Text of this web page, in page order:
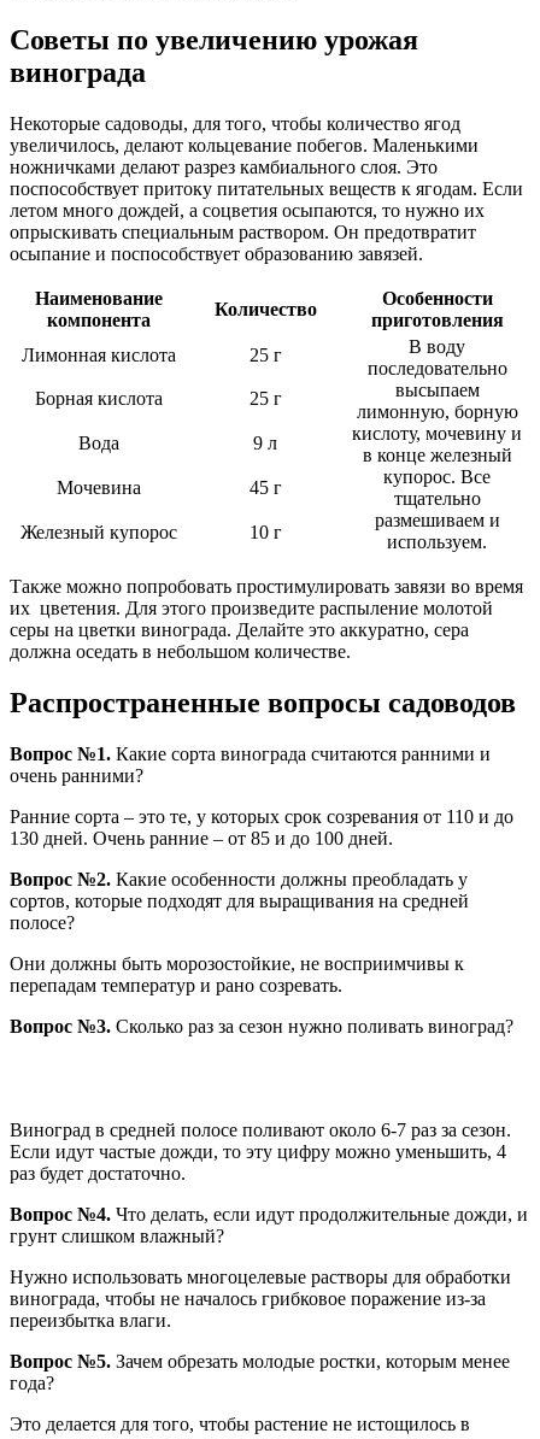
Советы по увеличению урожая
винограда
Некоторые садоводы, для того, чтобы количество ягод
увеличилось, делают кольцевание побегов. Маленькими
ножничками делают разрез камбиального слоя. Это
поспособствует притоку питательных веществ к ягодам. Если
летом много дождей, а соцветия осыпаются, то нужно их
опрыскивать специальным раствором. Он предотвратит
осыпание и поспособствует образованию завязей.
Наименование
компонента
Количество
Особенности
приготовления
Лимонная кислота
25 г
В воду
последовательно
высыпаем
лимонную, борную
кислоту, мочевину и
в конце железный
купорос. Все
тщательно
размешиваем и
используем.
Борная кислота 25 г
Вода 9 л
Мочевина 45 г
Железный купорос 10 г
Также можно попробовать простимулировать завязи во время
их цветения. Для этого произведите распыление молотой
серы на цветки винограда. Делайте это аккуратно, сера
должна оседать в небольшом количестве.
Распространенные вопросы садоводов
Вопрос №1. Какие сорта винограда считаются ранними и
очень ранними?
Ранние сорта – это те, у которых срок созревания от 110 и до
130 дней. Очень ранние – от 85 и до 100 дней.
Вопрос №2. Какие особенности должны преобладать у
сортов, которые подходят для выращивания на средней
полосе?
Они должны быть морозостойкие, не восприимчивы к
перепадам температур и рано созревать.
Вопрос №3. Сколько раз за сезон нужно поливать виноград?
Виноград в средней полосе поливают около 6-7 раз за сезон.
Если идут частые дожди, то эту цифру можно уменьшить, 4
раз будет достаточно.
Вопрос №4. Что делать, если идут продолжительные дожди, и
грунт слишком влажный?
Нужно использовать многоцелевые растворы для обработки
винограда, чтобы не началось грибковое поражение из-за
переизбытка влаги.
Вопрос №5. Зачем обрезать молодые ростки, которым менее
года?
Это делается для того, чтобы растение не истощилось в